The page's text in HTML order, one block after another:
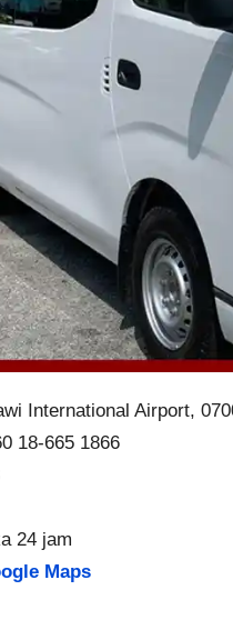
International Airport,
18-665 1866
24 jam
Maps